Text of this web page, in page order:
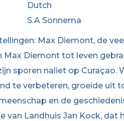
Dutch
S.A Sonnema
Max Diemont, de
Max Diemont tot leven
sporen naliet op Curaçao.
te verbeteren, groeide
en de
van Landhuis Jan Kock,